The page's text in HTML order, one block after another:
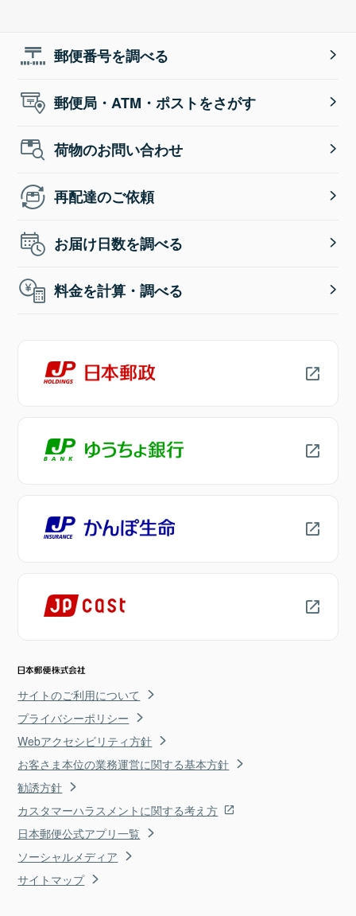
郵便番号を調べる
郵便局・ATM・ポストをさがす
荷物のお問い合わせ
再配達のご依頼
お届け日数を調べる
料金を計算・調べる
サイトのご利用について
プライバシーポリシー
Webアクセシビリティ方針
お客さま本位の業務運営に関する基本方針
勧誘方針
カスタマーハラスメントに関する考え方
日本郵便公式アプリ一覧
ソーシャルメディア
サイトマップ